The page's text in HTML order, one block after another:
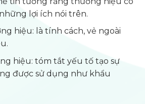
lợi ích nói trên.
hiệu: là tính cách, vẻ ngoài
hiệu: tóm tắt yếu tố tạo sự
được sử dụng như khẩu